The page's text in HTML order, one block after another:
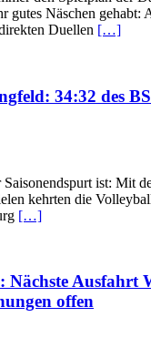
gutes Näschen gehabt:
Duellen […]
34:32 des
Saisonendspurt ist: Mit
kehrten die
[…]
Nächste Ausfahrt
offen